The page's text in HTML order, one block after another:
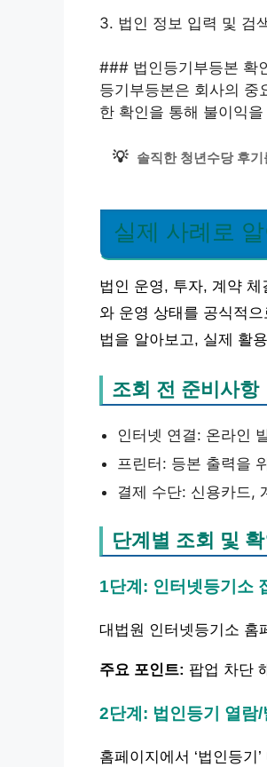
3. 법인 정보 입력 및 검
### 법인등기부등본 확
등기부등본은 회사의 중
한 확인을 통해 불이익
💡 솔직한 청년수당 후
실제 사례로
법인 운영, 투자, 계약
와 운영 상태를 공식적
법을 알아보고, 실제 활
조회 전 준비사항
인터넷 연결: 온라인
프린터: 등본 출력을
결제 수단: 신용카드,
단계별 조회 및
1단계: 인터넷등기소
대법원 인터넷등기소 홈
주요 포인트: 팝업 차단
2단계: 법인등기 열람/
홈페이지에서 ‘법인등기